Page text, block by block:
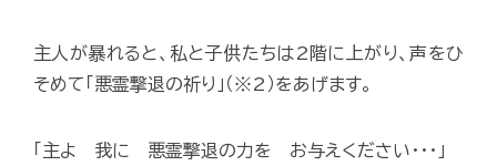
主人が暴れると、私と子供たちは2階に上がり、声をひ
そめて「悪霊撃退の祈り」（※2）をあげます。
「主よ 我に 悪霊撃退の力を お与えください･･･」